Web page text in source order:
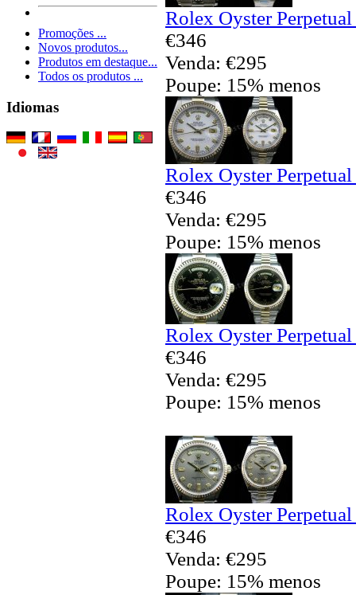
Promoções ...
Novos produtos...
Produtos em destaque...
Todos os produtos ...
Idiomas
Rolex Oyster
€346
Venda: €295
Poupe: 15% menos
Rolex Oyster
€346
Venda: €295
Poupe: 15% menos
Rolex Oyster
€346
Venda: €295
Poupe: 15% menos
Rolex Oyster
€346
Venda: €295
Poupe: 15% menos